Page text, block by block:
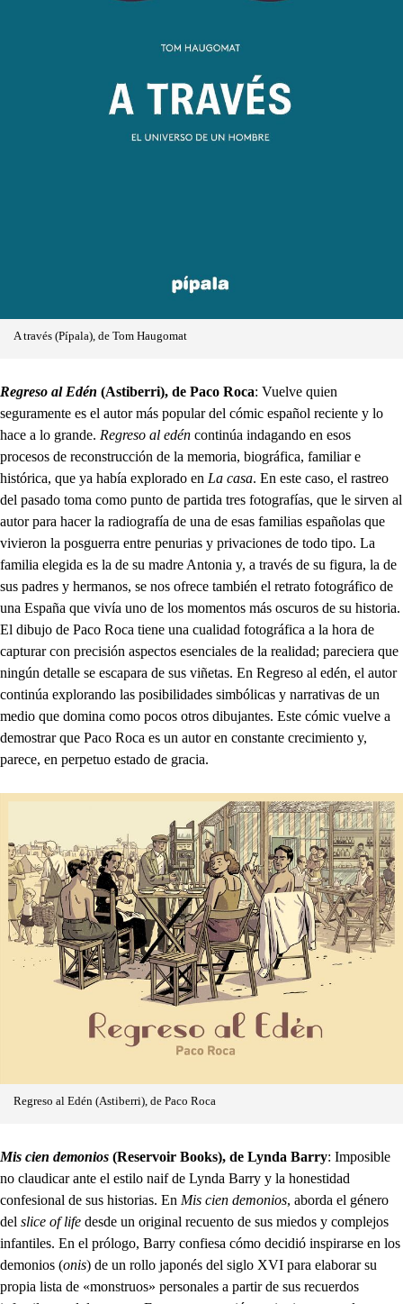
A través (Pípala), de Tom Haugomat
Regreso al Edén (Astiberri), de Paco Roca: Vuelve quien
seguramente es el autor más popular del cómic español reciente y lo
hace a lo grande. Regreso al edén continúa indagando en esos
procesos de reconstrucción de la memoria, biográfica, familiar e
histórica, que ya había explorado en La casa. En este caso, el rastreo
del pasado toma como punto de partida tres fotografías, que le sirven al
autor para hacer la radiografía de una de esas familias españolas que
vivieron la posguerra entre penurias y privaciones de todo tipo. La
familia elegida es la de su madre Antonia y, a través de su figura, la de
sus padres y hermanos, se nos ofrece también el retrato fotográfico de
una España que vivía uno de los momentos más oscuros de su historia.
El dibujo de Paco Roca tiene una cualidad fotográfica a la hora de
capturar con precisión aspectos esenciales de la realidad; pareciera que
ningún detalle se escapara de sus viñetas. En Regreso al edén, el autor
continúa explorando las posibilidades simbólicas y narrativas de un
medio que domina como pocos otros dibujantes. Este cómic vuelve a
demostrar que Paco Roca es un autor en constante crecimiento y,
parece, en perpetuo estado de gracia.
Regreso al Edén (Astiberri), de Paco Roca
Mis cien demonios (Reservoir Books), de Lynda Barry: Imposible
no claudicar ante el estilo naif de Lynda Barry y la honestidad
confesional de sus historias. En Mis cien demonios, aborda el género
del slice of life desde un original recuento de sus miedos y complejos
infantiles. En el prólogo, Barry confiesa cómo decidió inspirarse en los
demonios (onis) de un rollo japonés del siglo XVI para elaborar su
propia lista de «monstruos» personales a partir de sus recuerdos